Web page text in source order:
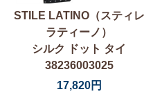
STILE LATINO（スティレ
ラティーノ）
シルク ドット タイ
38236003025
17,820円